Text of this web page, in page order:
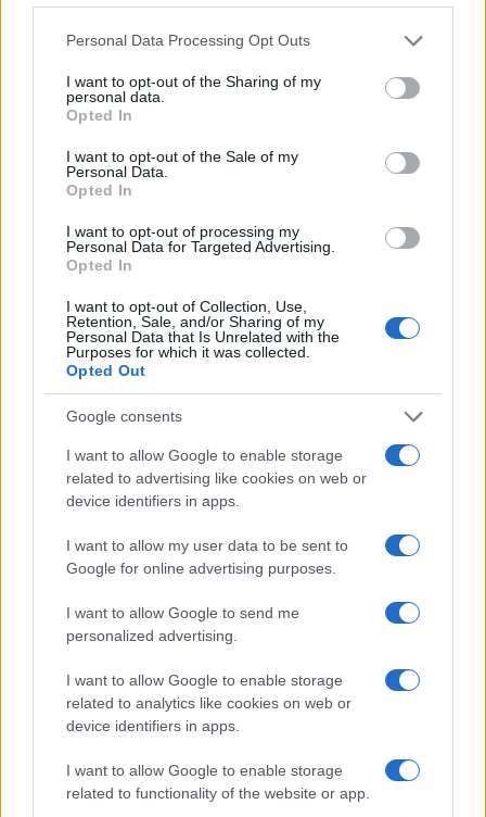
Please note that this website/app uses one or more Google
not limited to your visit or usage behaviour. You may click to
grant or deny consent to Google and its third-party tags to
use your data for below specified purposes in below Google
consent section.
Personal Data Processing Opt Outs
I want to opt-out of the Sharing of my
personal data.
Opted In
I want to opt-out of the Sale of my
Personal Data.
Opted In
I want to opt-out of processing my
Personal Data for Targeted Advertising.
Opted In
I want to opt-out of Collection, Use,
Retention, Sale, and/or Sharing of my
Personal Data that Is Unrelated with the
Purposes for which it was collected.
Opted Out
Google consents
I want to allow Google to enable storage
related to advertising like cookies on web or
device identifiers in apps.
I want to allow my user data to be sent to
Google for online advertising purposes.
I want to allow Google to send me
personalized advertising.
I want to allow Google to enable storage
related to analytics like cookies on web or
device identifiers in apps.
I want to allow Google to enable storage
related to functionality of the website or app.
18/03/2026 - 10:03
Πότε ανοίγουν τα σχολεία και
Πότε ανοίγουν τα σχολεία το
2026: Όλες οι αργίες
2026: Όλες οι αργίες της χρονιάς
Πότε επιστρέφουν οι μαθητές
στα σχολεία μετά τις διακοπές
των Χριστουγέννων
27/12/2025 - 13:25
Πότε κλείνουν τα σχολεία για
Χριστούγεννα και Πρωτοχρονιά
και πότε ανοίγουν με το νέο έτος